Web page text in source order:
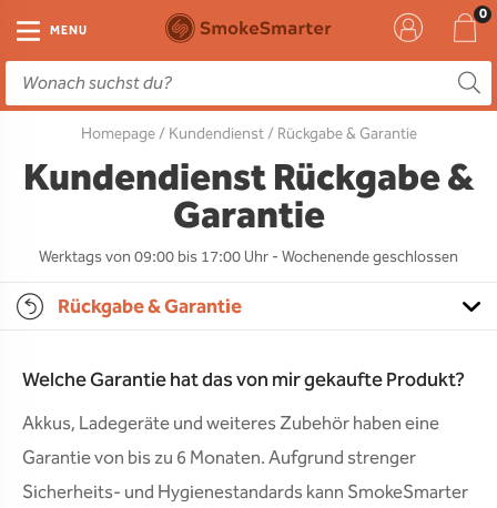
MENU E-Zigarette
E-Zigaretten Starter-Sets
Pod Systeme
Clearomizer
Coils
Einweg
Einweg Vape
Einweg Pod
Einweg Pod Akku
Liquids
E-Liquid
Booster
Base
Zubehör
Clearomizer
Pods
Driptips
Akkus
Ersatzgläser
Sonstiges
DIY
Aromen
RTA & RDA
Wick & Coils
Liquid Flaschen
Homepage/Kundendienst/ Rückgabe & Garantie
Kundendienst Rückgabe &
Garantie
Werktags von 09:00 bis 17:00 Uhr - Wochenende geschlossen
Rückgabe & Garantie
Welche Garantie hat das von mir gekaufte Produkt?
Akkus, Ladegeräte und weiteres Zubehör haben eine
Garantie von bis zu 6 Monaten. Aufgrund strenger
Sicherheits- und Hygienestandards kann SmokeSmarter